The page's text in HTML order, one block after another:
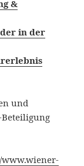
&
in der
und
www.wiener-